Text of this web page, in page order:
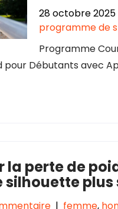
28 octobre 2025
programme de
Programme
pour Débutants avec
perte de
plus
| femme,